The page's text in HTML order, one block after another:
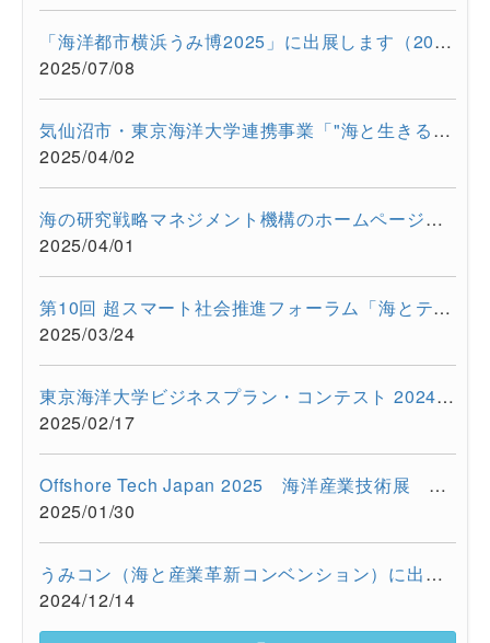
「海洋都市横浜うみ博2025」に出展します（2025年7月12日・13日）
2025/07/08
気仙沼市・東京海洋大学連携事業「"海と生きる"連続水産セミナー...
2025/04/02
海の研究戦略マネジメント機構のホームページをリニューアルしま...
2025/04/01
第10回 超スマート社会推進フォーラム「海とテクノロジーの融合が...
2025/03/24
東京海洋大学ビジネスプラン・コンテスト 2024を開催しました
2025/02/17
Offshore Tech Japan 2025 海洋産業技術展 ー海洋資源の利活用...
2025/01/30
うみコン（海と産業革新コンベンション）に出展しました（12/13 ...
2024/12/14